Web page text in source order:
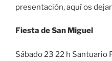
presentación, aquí os
Fiesta de San Miguel
Sábado 23 22 h Santuario